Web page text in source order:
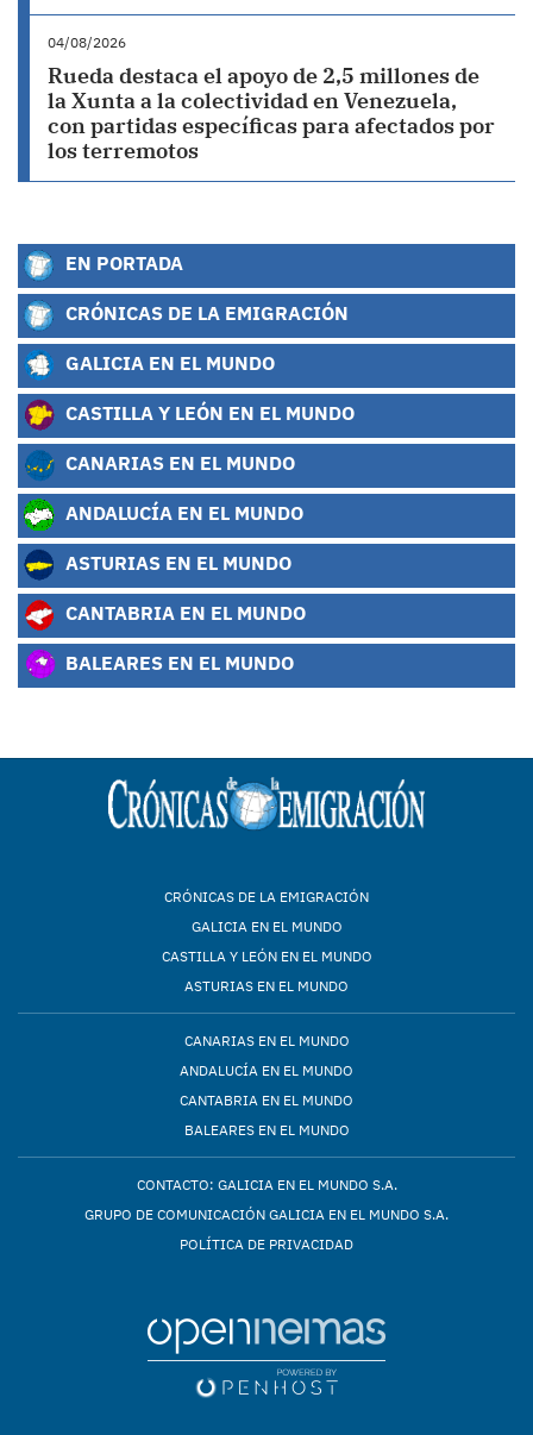
04/08/2026
Rueda destaca el apoyo de 2,5 millones de
la Xunta a la colectividad en Venezuela,
con partidas específicas para afectados por
los terremotos
EN PORTADA
CRÓNICAS DE LA EMIGRACIÓN
GALICIA EN EL MUNDO
CASTILLA Y LEÓN EN EL MUNDO
CANARIAS EN EL MUNDO
ANDALUCÍA EN EL MUNDO
ASTURIAS EN EL MUNDO
CANTABRIA EN EL MUNDO
BALEARES EN EL MUNDO
CRÓNICAS DE LA EMIGRACIÓN
GALICIA EN EL MUNDO
CASTILLA Y LEÓN EN EL MUNDO
ASTURIAS EN EL MUNDO
CANARIAS EN EL MUNDO
ANDALUCÍA EN EL MUNDO
CANTABRIA EN EL MUNDO
BALEARES EN EL MUNDO
CONTACTO: GALICIA EN EL MUNDO S.A.
GRUPO DE COMUNICACIÓN GALICIA EN EL MUNDO S.A.
POLÍTICA DE PRIVACIDAD